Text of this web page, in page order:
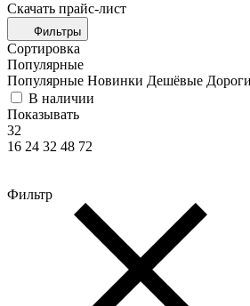
Скачать прайc-лист
Фильтры
Сортировка
Популярные
Популярные Новинки Дешёвые
В наличии
Показывать
32
16 24 32 48 72
Фильтр